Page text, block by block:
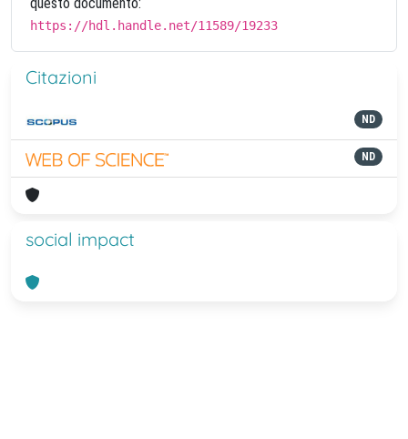
https://hdl.handle.net/11589/19233
Citazioni
ND
ND
social impact